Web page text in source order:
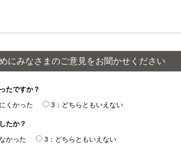
にみなさまのご意見をお聞かせください
たですか？
くかった 3：どちらともいえない
たか？
かった 3：どちらともいえない